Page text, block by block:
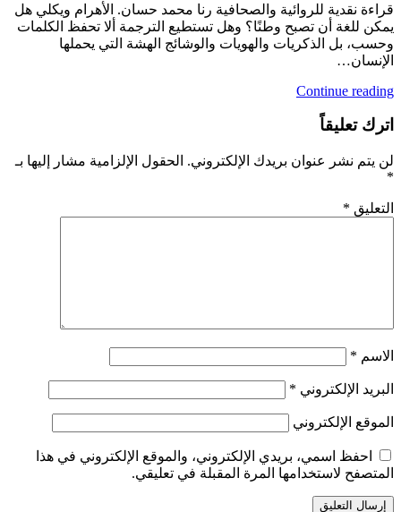
قراءة نقدية للروائية والصحافية رنا محمد حسان. الأهرام ويكلي هل
يمكن للغة أن تصبح وطنًا؟ وهل تستطيع الترجمة ألا تحفظ الكلمات
وحسب، بل الذكريات والهويات والوشائج الهشة التي يحملها
الإنسان…
Continue reading
اترك تعليقاً
لن يتم نشر عنوان بريدك الإلكتروني. الحقول الإلزامية مشار إليها بـ
*
التعليق *
الاسم *
البريد الإلكتروني *
الموقع الإلكتروني
احفظ اسمي، بريدي الإلكتروني، والموقع الإلكتروني في هذا
المتصفح لاستخدامها المرة المقبلة في تعليقي.